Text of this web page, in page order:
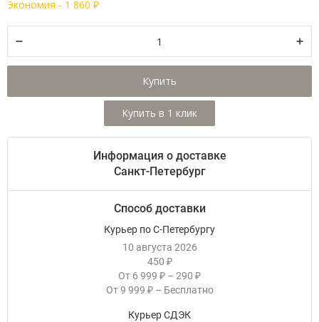
Экономия - 1 860 ₽
Купить
Информация о доставке
Санкт-Петербург
Способ доставки
Курьер по С-Петербургу
10 августа 2026
450 ₽
От 6 999 ₽ – 290 ₽
От 9 999 ₽ – Бесплатно
Курьер СДЭК